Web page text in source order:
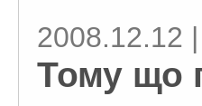
2008.12.12
Тому що